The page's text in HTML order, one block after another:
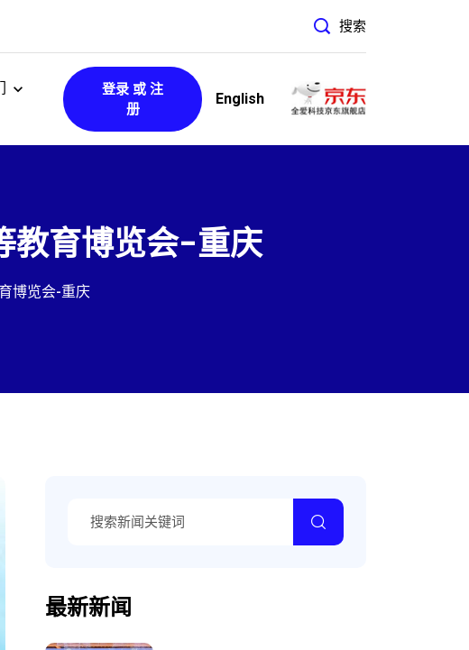
搜索
登录 或 注
册
English
教育博览会-重庆
博览会-重庆
最新新闻